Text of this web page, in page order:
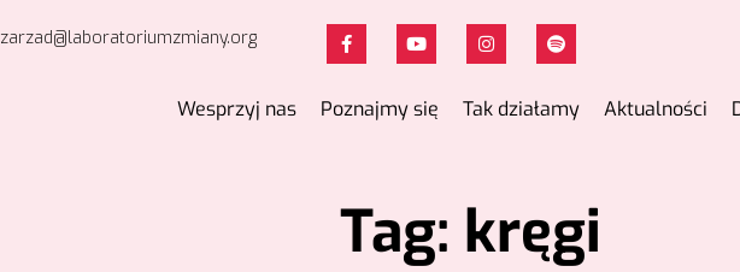
zarzad@laboratoriumzmiany.org
Wesprzyj nas Poznajmy się Tak działamy Aktualności
Tag: kręgi